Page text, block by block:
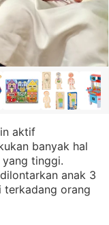
aktif
banyak hal
yang tinggi.
anak 3
terkadang orang